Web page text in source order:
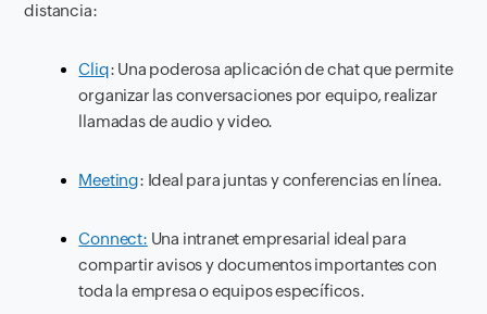
distancia:
Cliq: Una poderosa aplicación de chat que permite
organizar las conversaciones por equipo, realizar
llamadas de audio y video.
Meeting: Ideal para juntas y conferencias en línea.
Connect: Una intranet empresarial ideal para
compartir avisos y documentos importantes con
toda la empresa o equipos específicos.